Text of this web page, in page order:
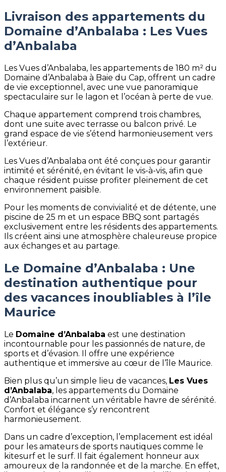
Livraison des appartements du
Domaine d’Anbalaba : Les Vues
d’Anbalaba
Les Vues d’Anbalaba, les appartements de 180 m² du
Domaine d’Anbalaba à Baie du Cap, offrent un cadre
de vie exceptionnel, avec une vue panoramique
spectaculaire sur le lagon et l’océan à perte de vue.
Chaque appartement comprend trois chambres,
dont une suite avec terrasse ou balcon privé. Le
grand espace de vie s’étend harmonieusement vers
l’extérieur.
Les Vues d’Anbalaba ont été conçues pour garantir
intimité et sérénité, en évitant le vis-à-vis, afin que
chaque résident puisse profiter pleinement de cet
environnement paisible.
Pour les moments de convivialité et de détente, une
piscine de 25 m et un espace BBQ sont partagés
exclusivement entre les résidents des appartements.
Ils créent ainsi une atmosphère chaleureuse propice
aux échanges et au partage.
Le Domaine d’Anbalaba : Une
destination authentique pour
des vacances inoubliables à l’île
Maurice
Le Domaine d’Anbalaba est une destination
incontournable pour les passionnés de nature, de
sports et d’évasion. Il offre une expérience
authentique et immersive au cœur de l’île Maurice.
Bien plus qu’un simple lieu de vacances, Les Vues
d’Anbalaba, les appartements du Domaine
d’Anbalaba incarnent un véritable havre de sérénité.
Confort et élégance s’y rencontrent
harmonieusement.
Dans un cadre d’exception, l’emplacement est idéal
pour les amateurs de sports nautiques comme le
kitesurf et le surf. Il fait également honneur aux
amoureux de la randonnée et de la marche. En effet,